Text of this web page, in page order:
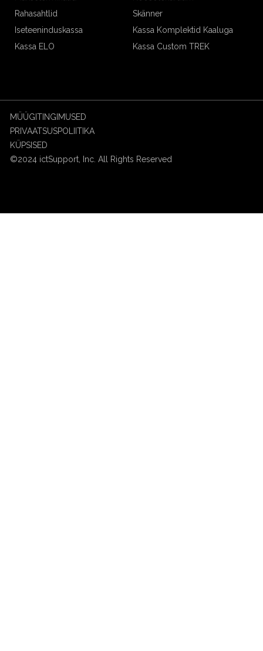
Rahasahtlid
Skänner
Iseteeninduskassa
Kassa Komplektid Kaaluga
Kassa ELO
Kassa Custom TREK
©2024 ictSupport, Inc. All Rights Reserved
MÜÜGITINGIMUSED
PRIVAATSUSPOLIITIKA
KÜPSISED